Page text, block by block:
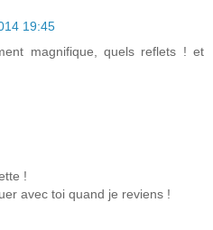
19:45
magnifique, quels reflets ! et
!
avec toi quand je reviens !